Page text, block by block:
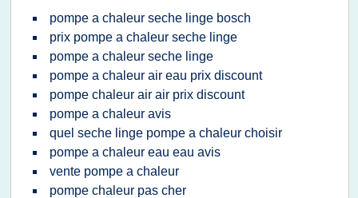
pompe a chaleur seche linge bosch
prix pompe a chaleur seche linge
pompe a chaleur seche linge
pompe a chaleur air eau prix discount
pompe chaleur air air prix discount
pompe a chaleur avis
quel seche linge pompe a chaleur choisir
pompe a chaleur eau eau avis
vente pompe a chaleur
pompe chaleur pas cher